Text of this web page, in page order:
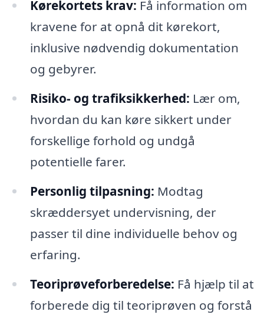
Kørekortets krav: Få information om
kravene for at opnå dit kørekort,
inklusive nødvendig dokumentation
og gebyrer.
Risiko- og trafiksikkerhed: Lær om,
hvordan du kan køre sikkert under
forskellige forhold og undgå
potentielle farer.
Personlig tilpasning: Modtag
skræddersyet undervisning, der
passer til dine individuelle behov og
erfaring.
Teoriprøveforberedelse: Få hjælp til at
forberede dig til teoriprøven og forstå